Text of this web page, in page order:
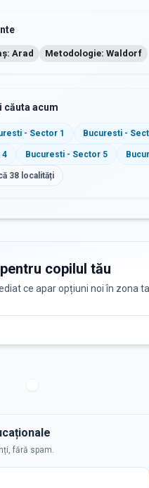
Arad Metodologie: Waldorf
căuta acum
- Sector 1 Bucuresti -
4 Bucuresti - Sector 5
38 localități
copilul tău
ce apar opțiuni noi în zona ta.
fără spam.